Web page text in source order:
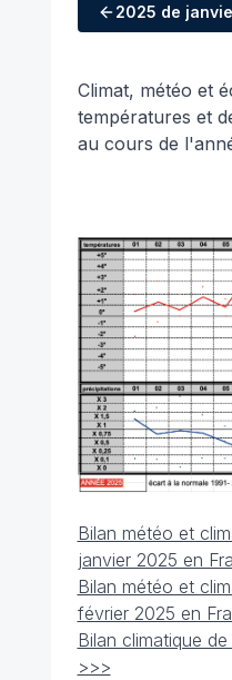
2025 de
Climat, météo et
températures et
au cours de
Bilan météo et
janvier 2025 en
Bilan météo et
février 2025 en
Bilan climatique
>>>